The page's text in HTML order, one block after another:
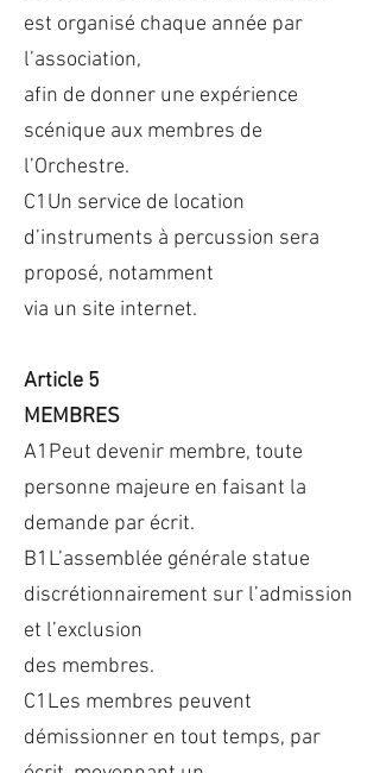
est organisé chaque année par
l’association,
afin de donner une expérience
scénique aux membres de
l’Orchestre.
C1Un service de location
d’instruments à percussion sera
proposé, notamment
via un site internet.
Article 5
MEMBRES
A1Peut devenir membre, toute
personne majeure en faisant la
demande par écrit.
B1L’assemblée générale statue
discrétionnairement sur l’admission
et l’exclusion
des membres.
C1Les membres peuvent
démissionner en tout temps, par